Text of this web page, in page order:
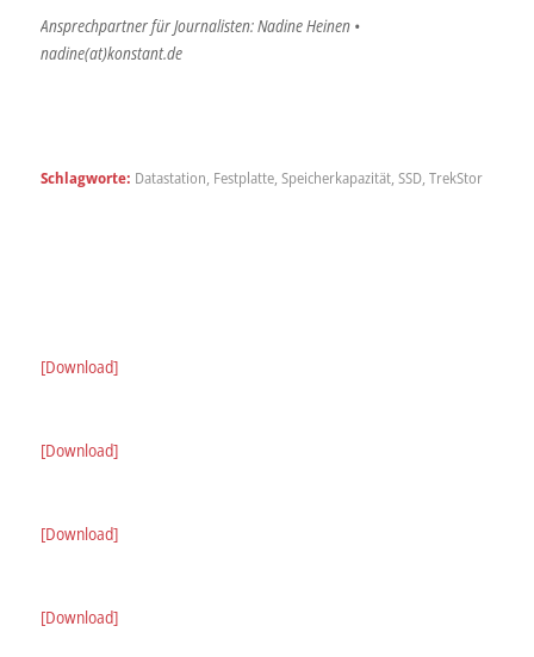
Ansprechpartner für Journalisten: Nadine Heinen •
nadine(at)konstant.de
Schlagworte: Datastation, Festplatte, Speicherkapazität, SSD, TrekStor
[Download]
[Download]
[Download]
[Download]